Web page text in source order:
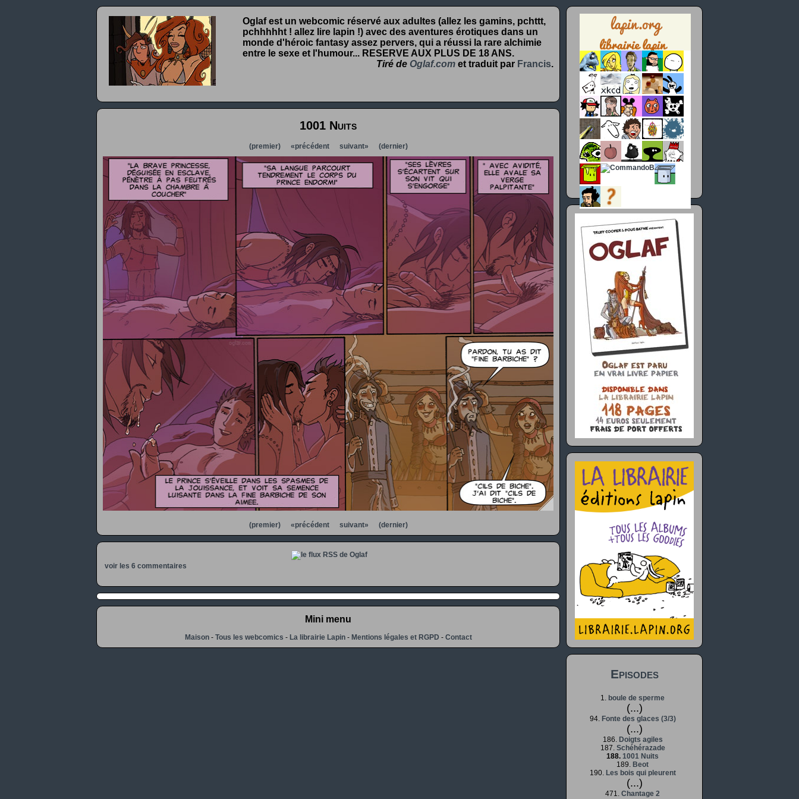
Oglaf est un webcomic réservé aux adultes (allez les gamins, pchttt,
pchhhhht ! allez lire lapin !) avec des aventures érotiques dans un
monde d'héroic fantasy assez pervers, qui a réussi la rare alchimie
entre le sexe et l'humour... RESERVE AUX PLUS DE 18 ANS.
Tiré de Oglaf.com et traduit par Francis.
1001 Nuits
(premier) «précédent suivant» (dernier)
(premier) «précédent suivant» (dernier)
voir les 6 commentaires
Mini menu
Maison- Tous les webcomics - La librairie Lapin- Mentions légales et RGPD - Contact
Episodes
1. boule de sperme
(...)
94. Fonte des glaces (3/3)
(...)
186. Doigts agiles
187. Schéhérazade
188. 1001 Nuits
189. Beot
190. Les bois qui pleurent
(...)
471. Chantage 2